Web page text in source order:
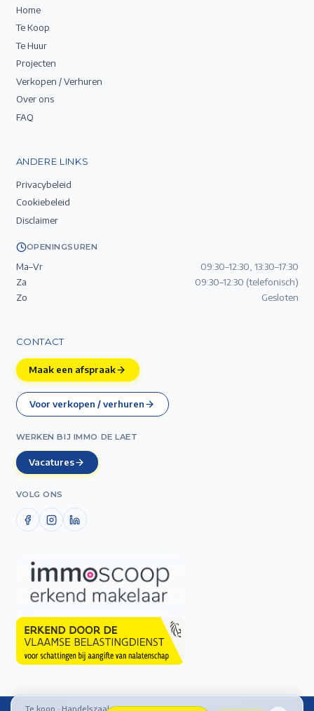
Te koop · Handelszaak
Home
Te Koop
Te Huur
Projecten
Verkopen / Verhuren
Over ons
FAQ
ANDERE LINKS
Privacybeleid
Cookiebeleid
Disclaimer
OPENINGSUREN
Ma–Vr
09:30–12:30, 13:30–17:30
Za
09:30–12:30 (telefonisch)
Zo
Gesloten
CONTACT
Maak een afspraak
Voor verkopen / verhuren
WERKEN BIJ IMMO DE LAET
Vacatures
VOLG ONS